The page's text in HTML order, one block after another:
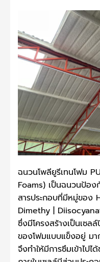
ฉนวนโพลียูรีเทนโฟม
Foams) เป็นฉนวนป้อ
สารประกอบที่มีหมู่ของ
Dimethy |
ซึ่งมีโครงสร้างเป็นเซ
ของโฟมแบบแข็งอยู่ ม
จึงทำให้มีการซึมเข้าไป